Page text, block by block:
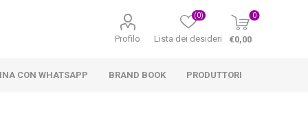
Profilo Lista dei desideri
(0) 0
€0,00
CON WHATSAPP BRAND BOOK PRODUTTORI